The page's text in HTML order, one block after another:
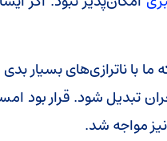
ناترازی‌های بسیار
شود. قرار بود امسال
مواجه شد.